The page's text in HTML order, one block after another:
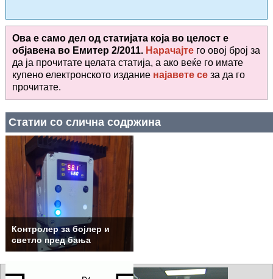
Ова е само дел од статијата која во целост е
објавена во Емитер 2/2011. Нарачајте го овој број за
да ја прочитате целата статија, а ако веќе го имате
купено електронското издание најавете се за да го
прочитате.
Статии со слична содржина
Контролер за бојлер и
светло пред бања